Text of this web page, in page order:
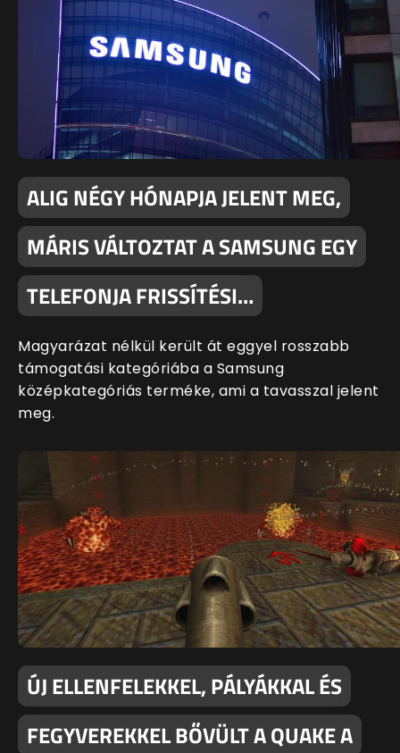
ALIG NÉGY HÓNAPJA JELENT MEG,
MÁRIS VÁLTOZTAT A SAMSUNG EGY
TELEFONJA FRISSÍTÉSI…
Magyarázat nélkül került át eggyel rosszabb
támogatási kategóriába a Samsung
középkategóriás terméke, ami a tavasszal jelent
meg.
ÚJ ELLENFELEKKEL, PÁLYÁKKAL ÉS
FEGYVEREKKEL BŐVÜLT A QUAKE A